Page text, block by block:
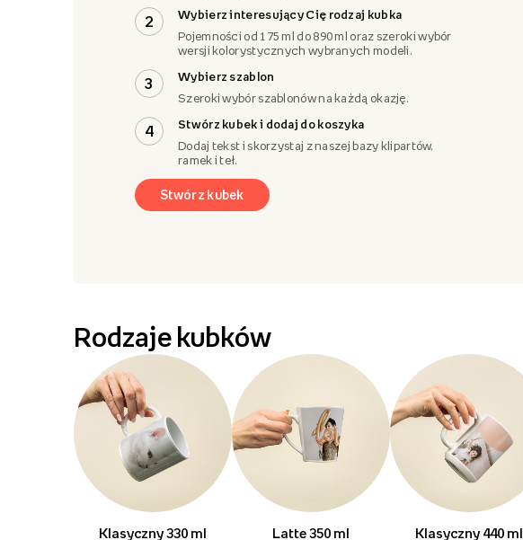
2
Wybierz interesujący Cię rodzaj kubka
Pojemności od 175 ml do 890 ml oraz szeroki wybór
wersji kolorystycznych wybranych modeli.
3
Wybierz szablon
Szeroki wybór szablonów na każdą okazję.
4
Stwórz kubek i dodaj do koszyka
Dodaj tekst i skorzystaj z naszej bazy klipartów,
ramek i teł.
Stwórz kubek
Rodzaje kubków
Klasyczny 330 ml Latte 350 ml Klasyczny 440 ml